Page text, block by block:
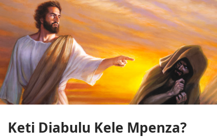
Keti Diabulu Kele Mpenza?